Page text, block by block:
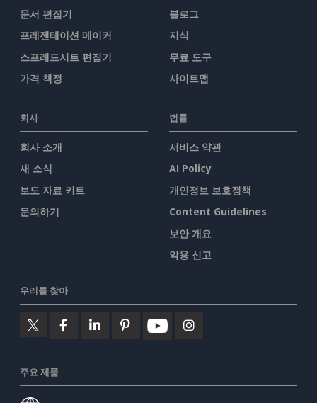
문서 편집기
프레젠테이션 메이커
스프레드시트 편집기
가격 책정
블로그
지식
무료 도구
사이트맵
회사
회사 소개
새 소식
보도 자료 키트
문의하기
법률
서비스 약관
AI Policy
개인정보 보호정책
Content Guidelines
보안 개요
악용 신고
우리를 찾아
주요 제품